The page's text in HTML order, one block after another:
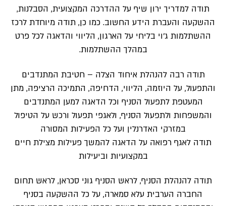
תודה למדריך ירון שיף על ההדרכה המקצועית, הסבלנות,
ההשקעה והעברת הידע החשוב. כמו כן, תודה מיוחדת לרכז
ההשתלמות ג׳וי בליחי על הארגון, הליווי והדאגה לכל פרט
במהלך ההשתלמות.
תודה רבה להנהלת איחוד הצלה – חטיבת המתנדבים
והתפעול, על היוזמה, הליווי, הדחיפה, התמיכה הרציפה, מתן
המעטפת לתפעול הסניף וכל הדאגה למען המתנדבים
והמשפחות ולתפעול הסניף, ולאגפי תפעול ורכש על הטיפול
במזרקי האדרנלין ועל כל הפעילות המסורה
תודה לאגף רפואה על הדאגה להמשך פעילות מצילת חיים
במקצועיות וביעילות
תודה להנהלת הסניף, לראש הסניף גוני סכראן, לראש תחום
החברה הערבית עלא סמארה, על כל ההשקעה בסניף